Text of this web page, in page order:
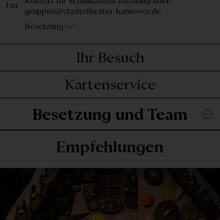
Jan
gruppen@staatstheater-hannover.de
Besetzung
Ihr Besuch
Kartenservice
Besetzung und Team
Empfehlungen